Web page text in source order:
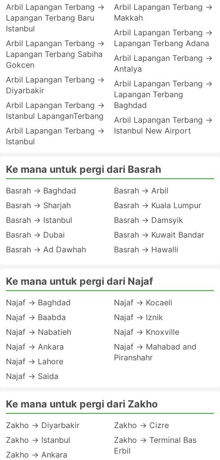
Arbil Lapangan Terbang →
Lapangan Terbang Baru
Istanbul
Arbil Lapangan Terbang →
Lapangan Terbang Sabiha
Gokcen
Arbil Lapangan Terbang →
Diyarbakir
Arbil Lapangan Terbang →
Istanbul LapanganTerbang
Arbil Lapangan Terbang →
Istanbul
Arbil Lapangan Terbang →
Makkah
Arbil Lapangan Terbang →
Lapangan Terbang Adana
Arbil Lapangan Terbang →
Antalya
Arbil Lapangan Terbang →
Lapangan Terbang
Baghdad
Arbil Lapangan Terbang →
Istanbul New Airport
Ke mana untuk pergi dari Basrah
Basrah → Baghdad
Basrah → Sharjah
Basrah → Istanbul
Basrah → Dubai
Basrah → Ad Dawhah
Basrah → Arbil
Basrah → Kuala Lumpur
Basrah → Damsyik
Basrah → Kuwait Bandar
Basrah → Hawalli
Ke mana untuk pergi dari Najaf
Najaf → Baghdad
Najaf → Baabda
Najaf → Nabatieh
Najaf → Ankara
Najaf → Lahore
Najaf → Saida
Najaf → Kocaeli
Najaf → Iznik
Najaf → Knoxville
Najaf → Mahabad and
Piranshahr
Ke mana untuk pergi dari Zakho
Zakho → Diyarbakir
Zakho → Istanbul
Zakho → Ankara
Zakho → Cizre
Zakho → Terminal Bas
Erbil